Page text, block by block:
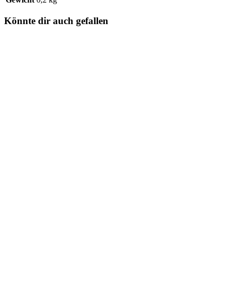
Könnte dir auch gefallen